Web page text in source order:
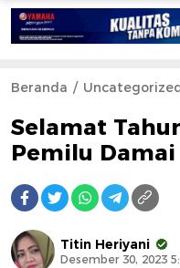
Beranda Uncategorized
Selamat
Pemilu Damai
Titin Heriyani
Desember 30, 2023